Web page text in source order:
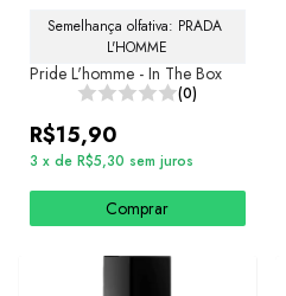
Semelhança olfativa: PRADA
L'HOMME
Pride L'homme - In The Box
(0)
R$15,90
3 x de R$5,30 sem juros
Comprar